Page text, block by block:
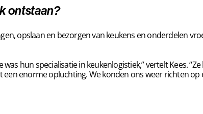
ontstaan?
opslaan en bezorgen van keukens en onderdelen
hun specialisatie in keukenlogistiek,” vertelt Kees.
enorme opluchting. We konden ons weer richten